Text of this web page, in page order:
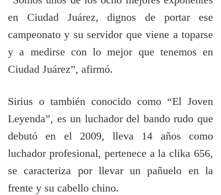
en Ciudad Juárez, dignos de portar ese
campeonato y su servidor que viene a toparse
y a medirse con lo mejor que tenemos en
Ciudad Juárez”, afirmó.
Sirius o también conocido como “El Joven
Leyenda”, es un luchador del bando rudo que
debutó en el 2009, lleva 14 años como
luchador profesional, pertenece a la clika 656,
se caracteriza por llevar un pañuelo en la
frente y su cabello chino.